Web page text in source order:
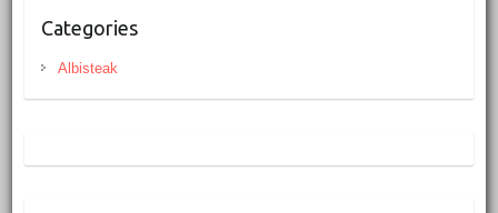
Categories
Albisteak